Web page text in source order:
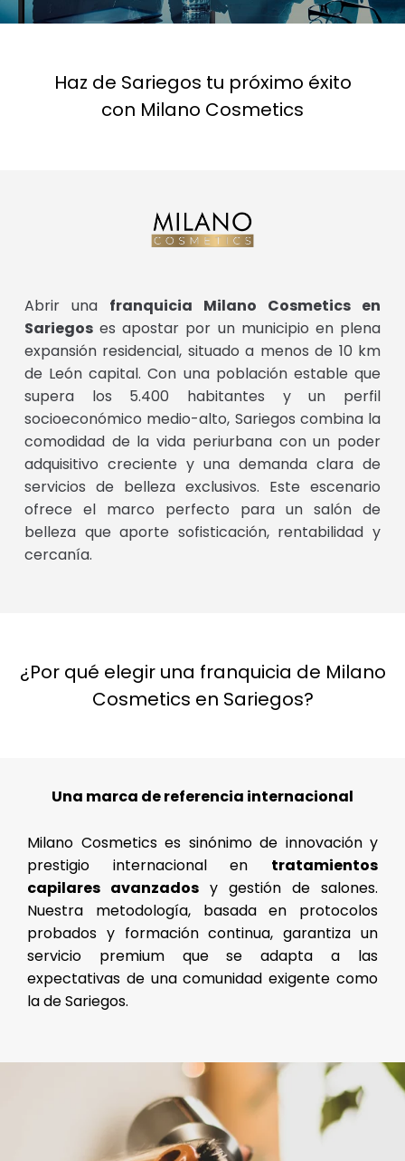
Haz de Sariegos tu próximo éxito
con Milano Cosmetics
Abrir una franquicia Milano Cosmetics en
Sariegoses apostar por un municipio en plena
expansión residencial, situado a menos de 10 km
de León capital. Con una población estable que
supera los 5.400 habitantes y un perfil
socioeconómico medio-alto, Sariegos combina la
comodidad de la vida periurbana con un poder
adquisitivo creciente y una demanda clara de
servicios de belleza exclusivos. Este escenario
ofrece el marco perfecto para un salón de
belleza que aporte sofisticación, rentabilidad y
cercanía.
¿Por qué elegir una franquicia de Milano
Cosmetics en Sariegos?
Una marca de referencia internacional
Milano Cosmetics es sinónimo de innovación y
prestigio internacional en tratamientos
capilares avanzados y gestión de salones.
Nuestra metodología, basada en protocolos
probados y formación continua, garantiza un
servicio premium que se adapta a las
expectativas de una comunidad exigente como
la de Sariegos.